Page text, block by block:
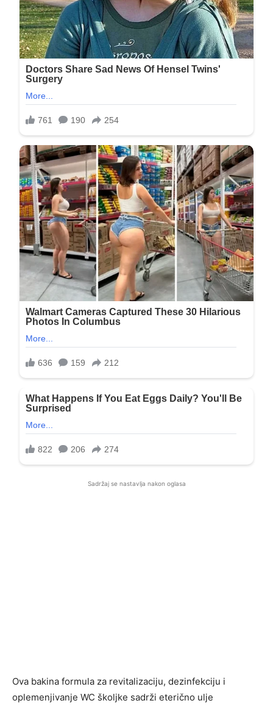
Sadržaj se nastavlja nakon oglasa
Ova bakina formula za revitalizaciju, dezinfekciju i
oplemenjivanje WC školjke sadrži eterično ulje